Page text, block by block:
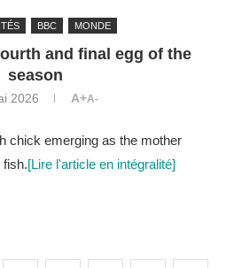
BBC MONDE
and final egg of the
season
2026 A+A-
chick emerging as the mother
fish.[Lire l'article en intégralité]